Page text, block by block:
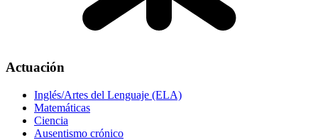
Actuación
Inglés/Artes del Lenguaje (ELA)
Matemáticas
Ciencia
Ausentismo crónico